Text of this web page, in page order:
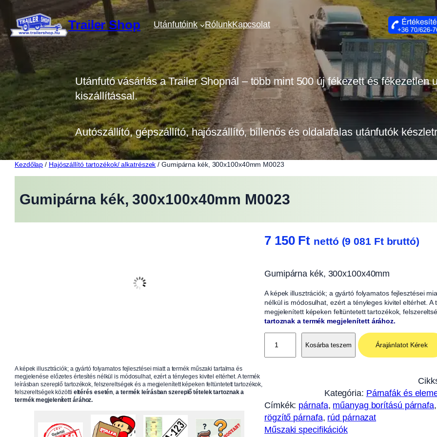
Ugrás
tartalomhoz
Trailer Shop Utánfutóink RólunkKapcsolat
Utánfutó vásárlás a Trailer Shopnál – több mint 500 új fékezett és fékezetlen
kiszállítással.
Autószállító, gépszállító, hajószállító, billenős és oldalafalas utánfutók
Kezdőlap / Hajószállító tartozékok/ alkatrészek / Gumipárna kék, 300x100x40mm M0023
Gumipárna kék, 300x100x40mm M0023
A képek illusztrációk; a gyártó folyamatos fejlesztései miatt a termék műszaki tartalma és
megjelenése előzetes értesítés nélkül is módosulhat, ezért a tényleges kivitel eltérhet. A termék
leírásban szereplő tartozékok, felszereltségek és a megjelenített képeken feltüntetett tartozékok,
felszereltségek közötti eltérés esetén,a termék leírásban szereplő tételek tartoznak a
termék megjelenített árához.
7 150 Ft nettó (9 081 Ftbruttó)
Gumipárna kék, 300x100x40mm
A képek illusztrációk; a gyártó folyamatos fejlesztései
nélkül is módosulhat, ezért a tényleges kivitel eltérhet.
megjelenített képeken feltüntetett tartozékok,
tartoznak a termék megjelenített árához.
r
n
Kosárba teszem Árajánlatot Kérek
Kategória: Párnafák és
Címkék: párnafa, műanyag borítású párnafa
rögzítő párnafa, rúd párnazat
Műszaki specifikációk